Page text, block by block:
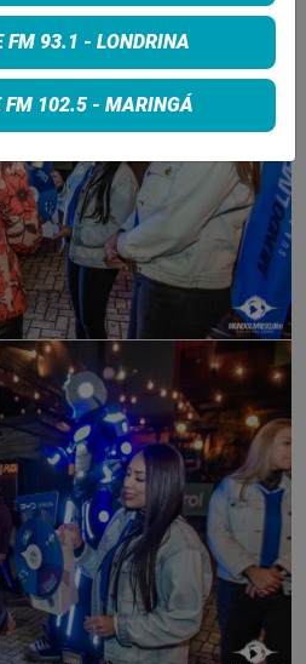
FM 93.1 - LONDRINA
FM 102.5 - MARINGÁ